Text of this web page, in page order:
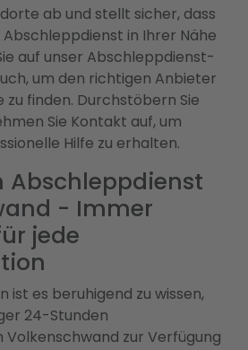
ab und stellt sicher, dass
Abschleppdienst in Ihrer Nähe
auf unser Abschleppdienst-
um den richtigen Anbieter
zu finden. Durchstöbern Sie
Sie Kontakt auf, um
Hilfe zu erhalten.
Abschleppdienst
- Immer
jede
ist es beruhigend zu wissen,
24-Stunden
zur Verfügung